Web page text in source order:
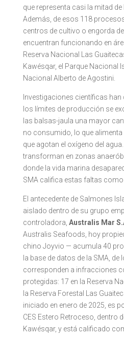
que representa casi la mitad
Además, de esos 118
centros de cultivo o engorda
encuentran funcionando en
Reserva Nacional Las
Kawésqar, el Parque Nacional
Nacional Alberto de Agostini.
Investigaciones científicas
los límites de producción se
las balsas-jaula una mayor
no consumido, lo que
que agotan el oxígeno del
transforman en zonas
donde la vida marina
SMA califica estas faltas como
El antecedente de Salmones
aislado dentro de su grupo
controladora, Australis Mar
Australis Seafoods, hoy
chino Joyvio — acumula 40
la base de datos de la SMA, de
corresponden a infracciones
protegidas: 17 en la Reserva
la Reserva Forestal Las
iniciado en enero de 2025, es
CES Estero Retroceso, dentro
Kawésqar, y está calificado